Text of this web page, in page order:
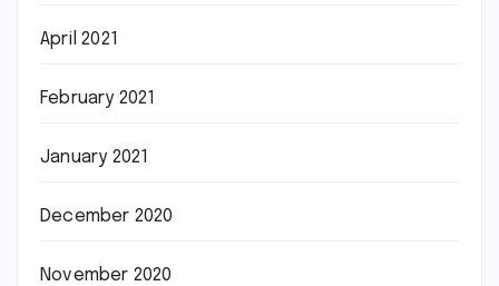
April 2021
February 2021
January 2021
December 2020
November 2020